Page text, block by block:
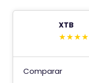
p
u
n
t
u
XTB
E
s
t
Comparar